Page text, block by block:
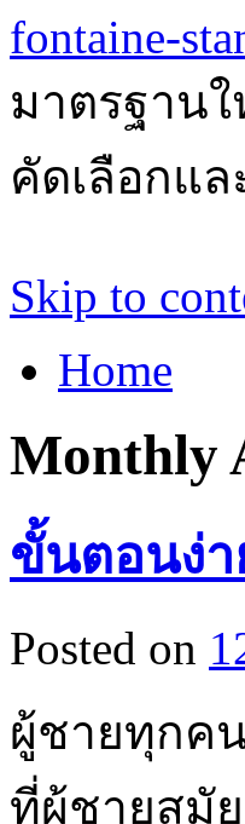
fontaine-
มาตรฐาน
คัดเลือกแ
Skip to
Home
Monthly
ขั้นตอนง่
Posted on
ผู้ชายทุกค
ที่ผู้ชายสมั